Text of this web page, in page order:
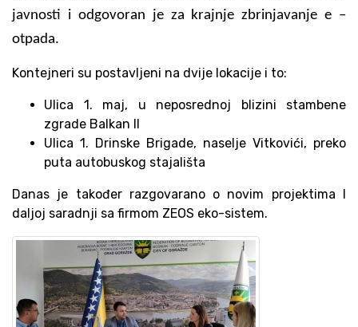
javnosti i odgovoran je za krajnje zbrinjavanje e –
otpada.
Kontejneri su postavljeni na dvije lokacije i to:
Ulica 1. maj, u neposrednoj blizini stambene
zgrade Balkan II
Ulica 1. Drinske Brigade, naselje Vitkovići, preko
puta autobuskog stajališta
Danas je također razgovarano o novim projektima I
daljoj saradnji sa firmom ZEOS eko-sistem.